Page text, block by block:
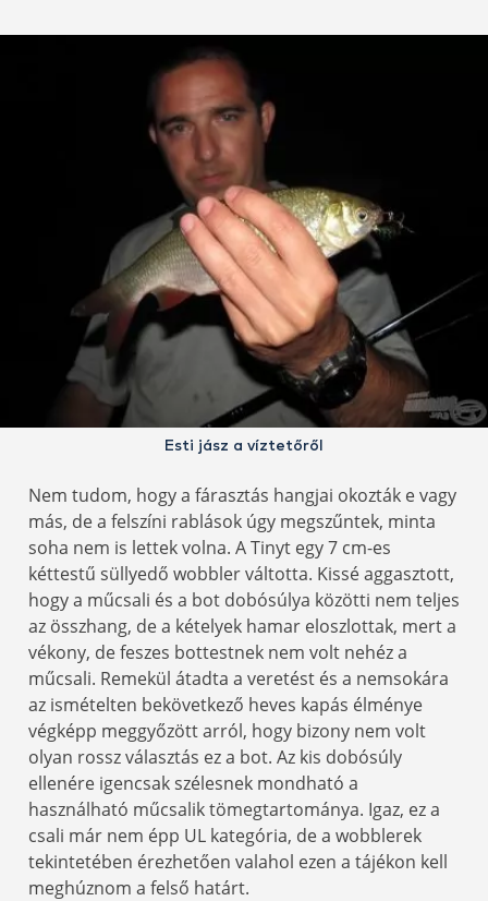
Esti jász a víztetőről
Nem tudom, hogy a fárasztás hangjai okozták e vagy
más, de a felszíni rablások úgy megszűntek, minta
soha nem is lettek volna. A Tinyt egy 7 cm-es
kéttestű süllyedő wobbler váltotta. Kissé aggasztott,
hogy a műcsali és a bot dobósúlya közötti nem teljes
az összhang, de a kételyek hamar eloszlottak, mert a
vékony, de feszes bottestnek nem volt nehéz a
műcsali. Remekül átadta a veretést és a nemsokára
az ismételten bekövetkező heves kapás élménye
végképp meggyőzött arról, hogy bizony nem volt
olyan rossz választás ez a bot. Az kis dobósúly
ellenére igencsak szélesnek mondható a
használható műcsalik tömegtartománya. Igaz, ez a
csali már nem épp UL kategória, de a wobblerek
tekintetében érezhetően valahol ezen a tájékon kell
meghúznom a felső határt.